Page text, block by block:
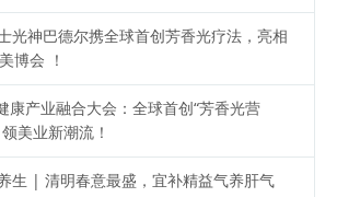
光神巴德尔携全球首创芳香光疗法，亮相
博会 ！
康产业融合大会：全球首创“芳香光营
美业新潮流！
生 | 清明春意最盛，宜补精益气养肝气